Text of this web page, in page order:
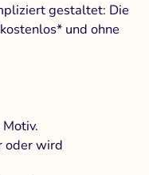
gestaltet: Die
und ohne
oder wird